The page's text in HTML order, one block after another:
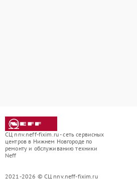
СЦ nnv.neff-fixim.ru - сеть сервисных
центров в Нижнем Новгороде по
ремонту и обслуживанию техники
Neff
2021-2026 © СЦ nnv.neff-fixim.ru